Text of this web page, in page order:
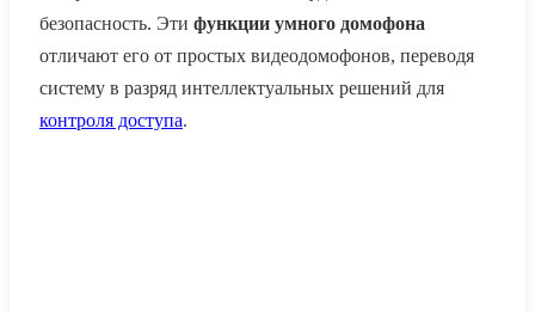
безопасность. Эти функции умного домофона
отличают его от простых видеодомофонов, переводя
систему в разряд интеллектуальных решений для
контроля доступа.